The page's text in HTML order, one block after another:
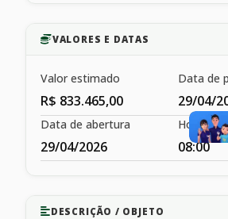
VALORES E DATAS
Valor estimado
R$ 833.465,00
Data de
29/04/
Data de abertura
29/04/2026
Hora de
08:00
DESCRIÇÃO / OBJETO